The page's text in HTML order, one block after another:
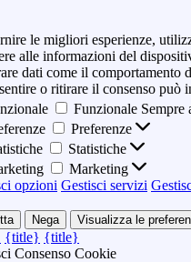
le migliori esperienze,
alle informazioni del
dati come il
o ritirare il consenso può
Funzionale Sempre
Preferenze
Statistiche
Marketing
opzioni Gestisci servizi
Nega Visualizza le
{title} {title}
Consenso Cookie